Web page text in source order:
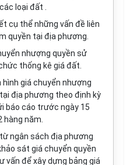
loại đất .
cụ thể những vấn đề liên
quyền tại địa phương.
nhượng quyền sử
thống kê giá đất.
giá chuyển nhượng
địa phương theo định kỳ
báo cáo trước ngày 15
hàng năm.
ngân sách địa phương
sát giá chuyển quyền
vấn để xây dựng bảng giá